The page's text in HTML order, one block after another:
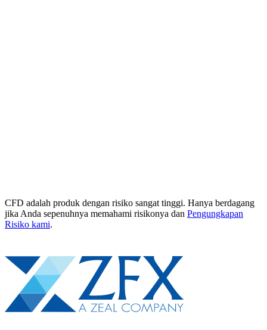
CFD adalah produk dengan risiko sangat tinggi. Hanya berdagang
jika Anda sepenuhnya memahami risikonya dan Pengungkapan
Risiko kami.